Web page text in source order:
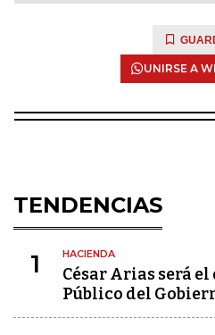
UNIRSE A
TENDENCIAS
1 HACIENDA
César Arias será
Público del